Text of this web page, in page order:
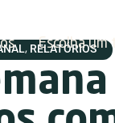
Escolha um
, RELATÓRIOS